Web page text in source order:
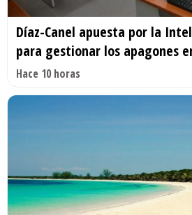
Díaz-Canel apuesta por la
para gestionar los apagones
Hace 10 horas